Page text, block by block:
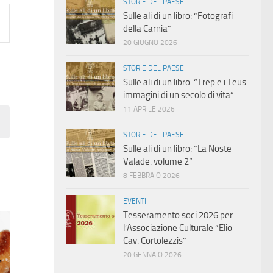
STORIE DEL PAESE
Sulle ali di un libro: “Fotografi
della Carnia”
20 GIUGNO 2026
STORIE DEL PAESE
Sulle ali di un libro: “Trep e i Teus
immagini di un secolo di vita”
11 APRILE 2026
STORIE DEL PAESE
Sulle ali di un libro: “La Noste
Valade: volume 2”
8 FEBBRAIO 2026
EVENTI
Tesseramento soci 2026 per
l’Associazione Culturale “Elio
Cav. Cortolezzis”
20 GENNAIO 2026